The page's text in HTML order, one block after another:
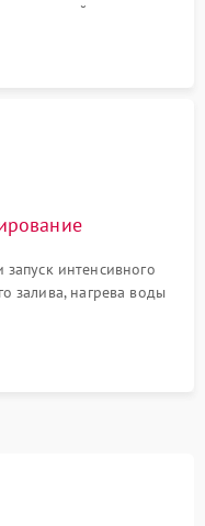
системы,
поплавка.
интенсивного
залива, нагрева воды
посторонних шумов,
в поддоне.